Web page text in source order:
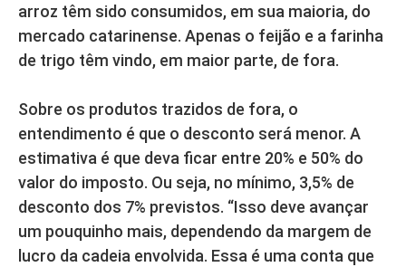
arroz têm sido consumidos, em sua maioria, do
mercado catarinense. Apenas o feijão e a farinha
de trigo têm vindo, em maior parte, de fora.
Sobre os produtos trazidos de fora, o
entendimento é que o desconto será menor. A
estimativa é que deva ficar entre 20% e 50% do
valor do imposto. Ou seja, no mínimo, 3,5% de
desconto dos 7% previstos. “Isso deve avançar
um pouquinho mais, dependendo da margem de
lucro da cadeia envolvida. Essa é uma conta que